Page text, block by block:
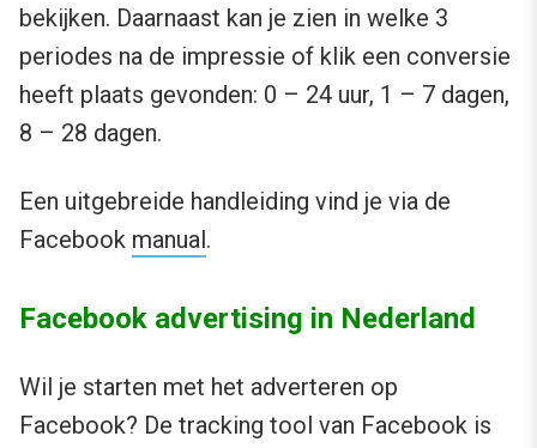
bekijken. Daarnaast kan je zien in welke 3
periodes na de impressie of klik een conversie
heeft plaats gevonden: 0 – 24 uur, 1 – 7 dagen,
8 – 28 dagen.
Een uitgebreide handleiding vind je via de
Facebook manual .
Facebook advertising in Nederland
Wil je starten met het adverteren op
Facebook? De tracking tool van Facebook is